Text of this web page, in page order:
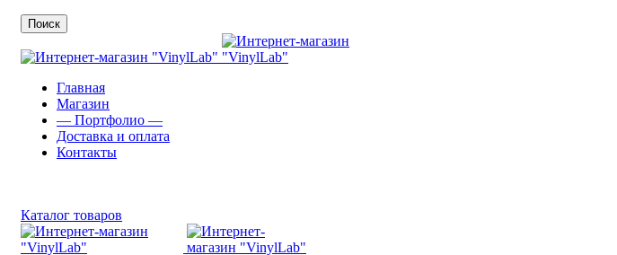
Поиск
Главная
Магазин
— Портфолио —
Доставка и оплата
Контакты
Каталог товаров